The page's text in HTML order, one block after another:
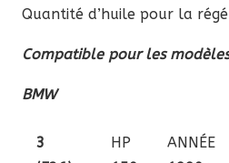
Quantité d’huile pour la
Compatible pour les
BMW
3
HP
ANNÉE